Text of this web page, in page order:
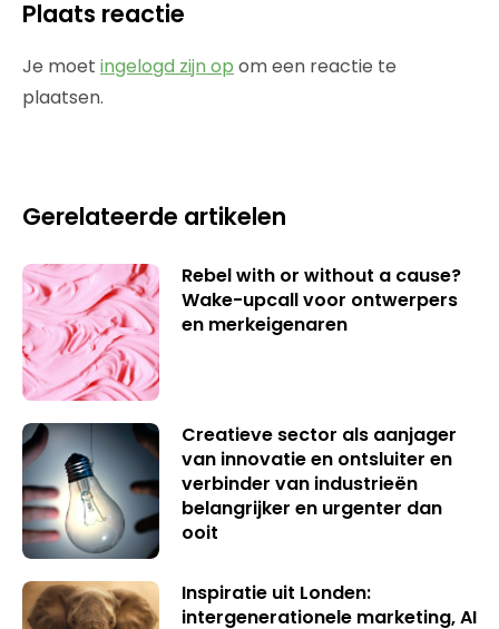
Plaats reactie
Je moet ingelogd zijn op om een reactie te
plaatsen.
Gerelateerde artikelen
Rebel with or without a cause?
Wake-upcall voor ontwerpers
en merkeigenaren
Creatieve sector als aanjager
van innovatie en ontsluiter en
verbinder van industrieën
belangrijker en urgenter dan
ooit
Inspiratie uit Londen:
intergenerationele marketing, AI